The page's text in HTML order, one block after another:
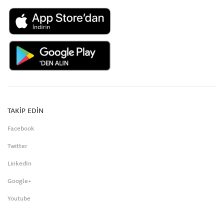
TAKİP EDİN
Facebook
Twitter
LinkedIn
Google+
Youtube